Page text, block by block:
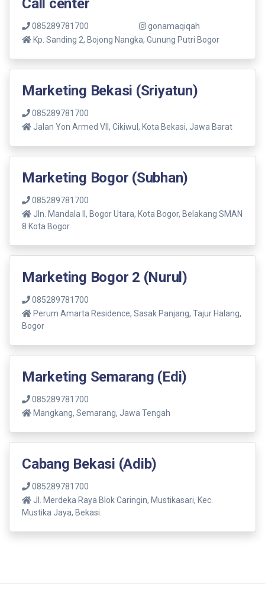
085289781700
gonamaqiqah
Kp. Sanding 2, Bojong Nangka, Gunung Putri Bogor
Marketing Bekasi (Sriyatun)
085289781700
Jalan Yon Armed VII, Cikiwul, Kota Bekasi, Jawa Barat
Marketing Bogor (Subhan)
085289781700
Jln. Mandala ll, Bogor Utara, Kota Bogor, Belakang SMAN
8 Kota Bogor
Marketing Bogor 2 (Nurul)
085289781700
Perum Amarta Residence, Sasak Panjang, Tajur Halang,
Bogor
Marketing Semarang (Edi)
085289781700
Mangkang, Semarang, Jawa Tengah
Cabang Bekasi (Adib)
085289781700
Jl. Merdeka Raya Blok Caringin, Mustikasari, Kec.
Mustika Jaya, Bekasi.